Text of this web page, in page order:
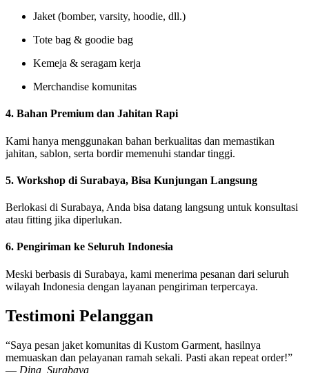
Jaket (bomber, varsity, hoodie, dll.)
Tote bag & goodie bag
Kemeja & seragam kerja
Merchandise komunitas
4. Bahan Premium dan Jahitan Rapi
Kami hanya menggunakan bahan berkualitas dan memastikan
jahitan, sablon, serta bordir memenuhi standar tinggi.
5. Workshop di Surabaya, Bisa Kunjungan Langsung
Berlokasi di Surabaya, Anda bisa datang langsung untuk konsultasi
atau fitting jika diperlukan.
6. Pengiriman ke Seluruh Indonesia
Meski berbasis di Surabaya, kami menerima pesanan dari seluruh
wilayah Indonesia dengan layanan pengiriman terpercaya.
Testimoni Pelanggan
“Saya pesan jaket komunitas di Kustom Garment, hasilnya
memuaskan dan pelayanan ramah sekali. Pasti akan repeat order!”
— Dina, Surabaya